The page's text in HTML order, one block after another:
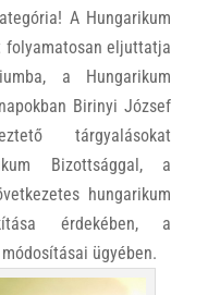
A Hungarikum
folyamatosan eljuttatja
a Hungarikum
Birinyi József
tárgyalásokat
Bizottsággal, a
hungarikum
érdekében, a
ügyében.